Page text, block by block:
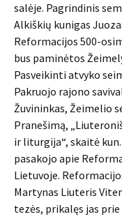
salėje. Pagrindinis
Alkiškių kunigas
Reformacijos 500-
bus paminėtos
Pasveikinti atvyko
Pakruojo rajono
Žuvininkas, Žeimelio
Pranešimą,
ir liturgija“, skaitė
pasakojo apie
Lietuvoje.
Martynas Liuteris
tezės, prikalęs jas prie